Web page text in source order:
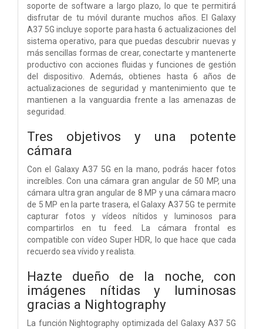
soporte de software a largo plazo, lo que te permitirá
disfrutar de tu móvil durante muchos años. El Galaxy
A37 5G incluye soporte para hasta 6 actualizaciones del
sistema operativo, para que puedas descubrir nuevas y
más sencillas formas de crear, conectarte y mantenerte
productivo con acciones fluidas y funciones de gestión
del dispositivo. Además, obtienes hasta 6 años de
actualizaciones de seguridad y mantenimiento que te
mantienen a la vanguardia frente a las amenazas de
seguridad.
Tres objetivos y una potente
cámara
Con el Galaxy A37 5G en la mano, podrás hacer fotos
increíbles. Con una cámara gran angular de 50 MP, una
cámara ultra gran angular de 8 MP y una cámara macro
de 5 MP en la parte trasera, el Galaxy A37 5G te permite
capturar fotos y vídeos nítidos y luminosos para
compartirlos en tu feed. La cámara frontal es
compatible con vídeo Super HDR, lo que hace que cada
recuerdo sea vívido y realista.
Hazte dueño de la noche, con
imágenes nítidas y luminosas
gracias a Nightography
La función Nightography optimizada del Galaxy A37 5G